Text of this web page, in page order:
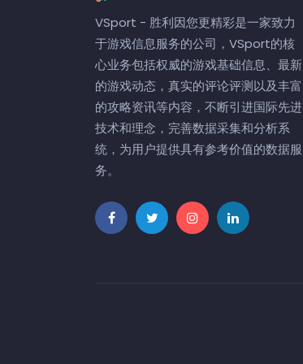
VSport - 胜利因您更精彩是一家致力
于游戏信息服务的公司，VSport的核
心业务包括权威的游戏基础信息、最新
的游戏动态，真实的评论评测以及丰富
的攻略资讯等内容，不断引进国际先进
技术和理念，完善数据采集和分析系
统，为用户提供具有参考价值的数据服
务。